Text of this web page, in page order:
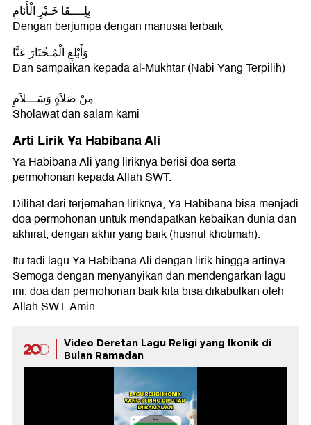
بِلِــــقَا خَـيْرِ الْأَنَامِ
Dengan berjumpa dengan manusia terbaik
وَأَبْلِغِ الْمُـخْتَارَ عَنَّا
Dan sampaikan kepada al-Mukhtar (Nabi Yang Terpilih)
مِنْ صَلاَةٍ وَسَـــلاَمِ
Sholawat dan salam kami
Arti Lirik Ya Habibana Ali
Ya Habibana Ali yang liriknya berisi doa serta
permohonan kepada Allah SWT.
Dilihat dari terjemahan liriknya, Ya Habibana bisa menjadi
doa permohonan untuk mendapatkan kebaikan dunia dan
akhirat, dengan akhir yang baik (husnul khotimah).
Itu tadi lagu Ya Habibana Ali dengan lirik hingga artinya.
Semoga dengan menyanyikan dan mendengarkan lagu
ini, doa dan permohonan baik kita bisa dikabulkan oleh
Allah SWT. Amin.
Video Deretan Lagu Religi yang Ikonik di
Bulan Ramadan